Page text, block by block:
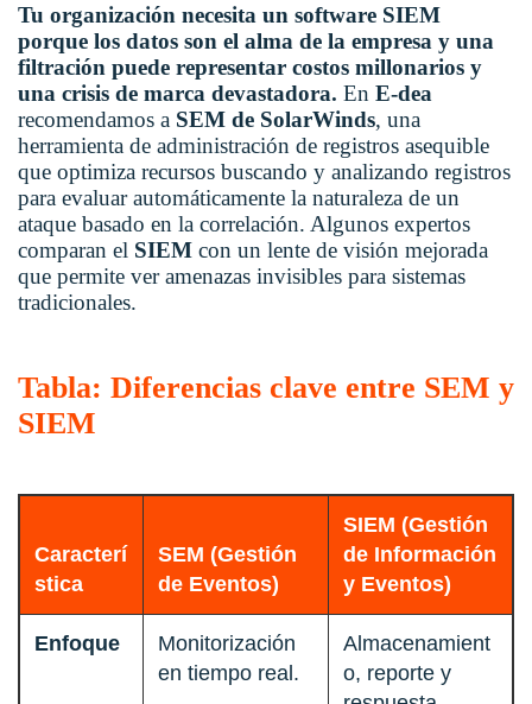
Tu organización necesita un software SIEM
porque los datos son el alma de la empresa y una
filtración puede representar costos millonarios y
una crisis de marca devastadora. En E-dea
recomendamos a SEM de SolarWinds, una
herramienta de administración de registros asequible
que optimiza recursos buscando y analizando registros
para evaluar automáticamente la naturaleza de un
ataque basado en la correlación. Algunos expertos
comparan el SIEM con un lente de visión mejorada
que permite ver amenazas invisibles para sistemas
tradicionales.
Tabla: Diferencias clave entre SEM y
SIEM
Caracterí
stica
SEM (Gestión
de Eventos)
SIEM (Gestión
de Información
y Eventos)
Enfoque
Monitorización
en tiempo real.
Almacenamient
o, reporte y